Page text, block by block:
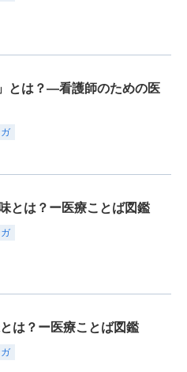
とは？―看護師のための医
とは？ー医療ことば図鑑
とは？ー医療ことば図鑑